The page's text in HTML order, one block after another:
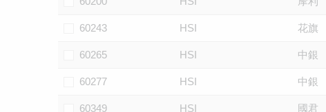
60243 HSI 花旗
60265 HSI 中銀
60277 HSI 中銀
60349 HSI 國君